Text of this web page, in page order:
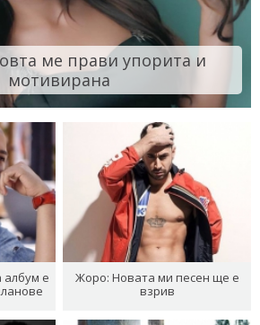
ме прави упорита и
мотивирана
албум е
Жоро: Новата ми песен ще е
взрив